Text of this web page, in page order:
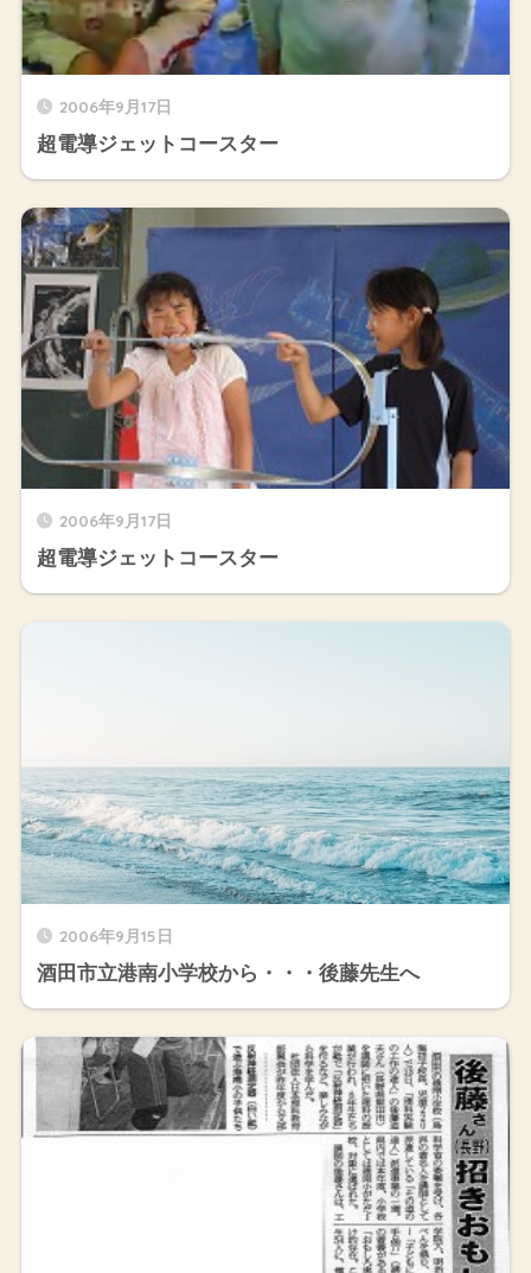
2006年9月17日
超電導ジェットコースター
2006年9月17日
超電導ジェットコースター
2006年9月15日
酒田市立港南小学校から・・・後藤先生へ